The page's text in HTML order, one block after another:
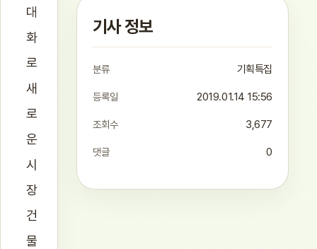
대
화
로
새
로
운
시
장
건
물
기사 정보
분류 기획특집
등록일 2019.01.14 15:56
조회수 3,677
댓글 0